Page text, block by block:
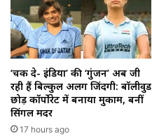
‘चक दे- इंडिया’ की ‘गुंजन’ अब जी
रही हैं बिल्कुल अलग जिंदगी: बॉलीवुड
छोड़ कॉर्पोरेट में बनाया मुकाम, बनीं
सिंगल मदर
17 hours ago